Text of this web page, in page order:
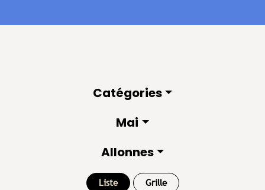
Catégories
Mai
Allonnes
Liste Grille